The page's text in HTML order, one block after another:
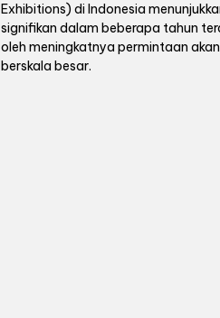
Exhibitions) di Indonesia
signifikan dalam beberapa tahun
oleh meningkatnya permintaan
berskala besar.